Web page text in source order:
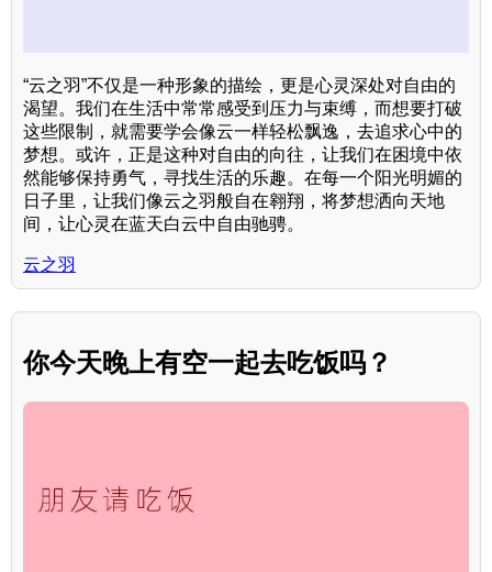
“云之羽”不仅是一种形象的描绘，更是心灵深处对自由的
渴望。我们在生活中常常感受到压力与束缚，而想要打破
这些限制，就需要学会像云一样轻松飘逸，去追求心中的
梦想。或许，正是这种对自由的向往，让我们在困境中依
然能够保持勇气，寻找生活的乐趣。在每一个阳光明媚的
日子里，让我们像云之羽般自在翱翔，将梦想洒向天地
间，让心灵在蓝天白云中自由驰骋。
云之羽
你今天晚上有空一起去吃饭吗？